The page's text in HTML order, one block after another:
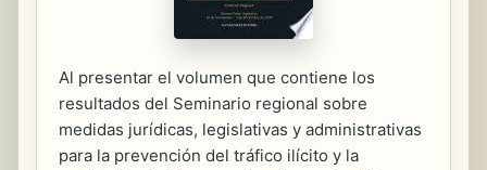
Al presentar el volumen que contiene los
resultados del Seminario regional sobre
medidas jurídicas, legislativas y administrativas
para la prevención del tráfico ilícito y la